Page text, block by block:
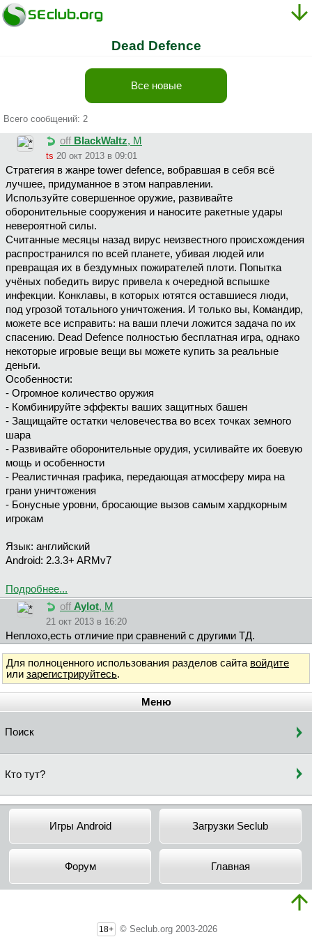
Dead Defence
Все новые
Всего сообщений: 2
off BlackWaltz, М
ts 20 окт 2013 в 09:01
Стратегия в жанре tower defence, вобравшая в себя всё
лучшее, придуманное в этом направлении.
Используйте совершенное оружие, развивайте
оборонительные сооружения и наносите ракетные удары
невероятной силы.
Считанные месяцы назад вирус неизвестного происхождения
распространился по всей планете, убивая людей или
превращая их в бездумных пожирателей плоти. Попытка
учёных победить вирус привела к очередной вспышке
инфекции. Конклавы, в которых ютятся оставшиеся люди,
под угрозой тотального уничтожения. И только вы, Командир,
можете все исправить: на ваши плечи ложится задача по их
спасению. Dead Defence полностью бесплатная игра, однако
некоторые игровые вещи вы можете купить за реальные
деньги.
Особенности:
- Огромное количество оружия
- Комбинируйте эффекты ваших защитных башен
- Защищайте остатки человечества во всех точках земного
шара
- Развивайте оборонительные орудия, усиливайте их боевую
мощь и особенности
- Реалистичная графика, передающая атмосферу мира на
грани уничтожения
- Бонусные уровни, бросающие вызов самым хардкорным
игрокам
Язык: английский
Android: 2.3.3+ ARMv7
Подробнее...
off Aylot, М
21 окт 2013 в 16:20
Неплохо,есть отличие при сравнений с другими ТД.
Для полноценного использования разделов сайта войдите
или зарегистрируйтесь.
Меню
Поиск
Кто тут?
Игры Android Загрузки Seclub
Форум Главная
18+ © Seclub.org 2003-2026